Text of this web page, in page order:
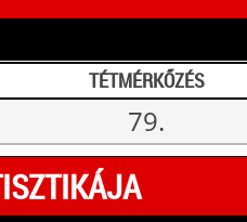
TÉTMÉRKŐZÉS
79.